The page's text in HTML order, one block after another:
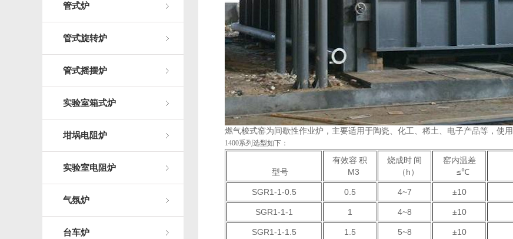
管式炉
管式旋转炉
管式摇摆炉
实验室箱式炉
坩埚电阻炉
实验室电阻炉
气氛炉
台车炉
燃气梭式窑为间歇性作业炉，主要适用于陶瓷、化工、稀土、电子产品等，使
1400系列选型如下：
型号
有效容 积
M3
烧成时 间
（h）
窑内温差
≤℃
SGR1-1-0.5 0.5 4~7 ±10
SGR1-1-1 1 4~8 ±10
SGR1-1-1.5 1.5 5~8 ±10